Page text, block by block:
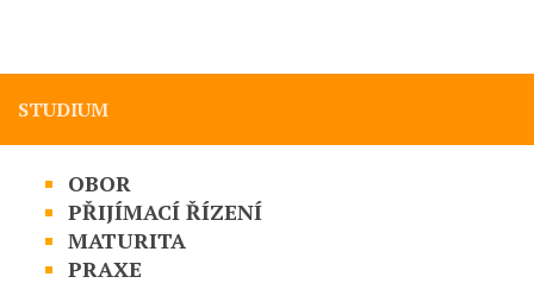
STUDIUM
OBOR
PŘIJÍMACÍ ŘÍZENÍ
MATURITA
PRAXE